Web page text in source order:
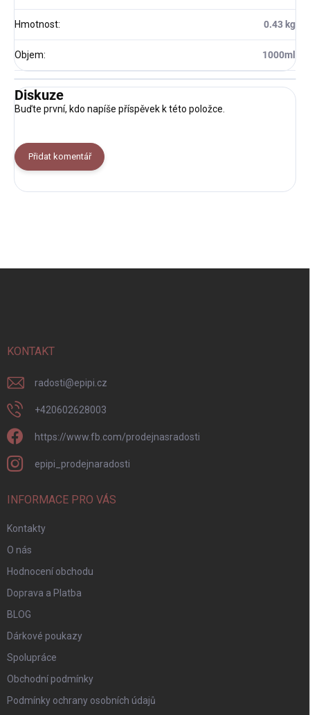
Hmotnost: 0.43 kg
Objem: 1000ml
Diskuze
Buďte první, kdo napíše příspěvek k této položce.
Přidat komentář
KONTAKT
radosti@epipi.cz
+420602628003
https://www.fb.com/prodejnasradosti
epipi_prodejnaradosti
INFORMACE PRO VÁS
Kontakty
O nás
Hodnocení obchodu
Doprava a Platba
BLOG
Dárkové poukazy
Spolupráce
Obchodní podmínky
Podmínky ochrany osobních údajů